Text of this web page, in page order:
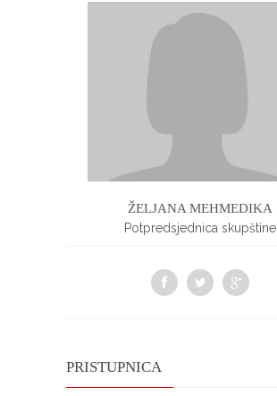
ŽELJANA MEHMEDIKA
Potpredsjednica skupštine
PRISTUPNICA